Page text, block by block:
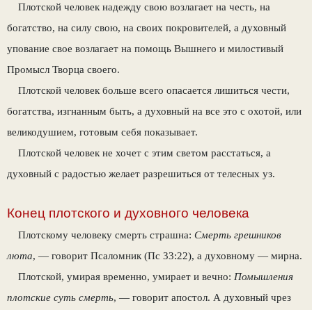
Плотской человек надежду свою возлагает на честь, на
богатство, на силу свою, на своих покровителей, а духовный
упование свое возлагает на помощь Вышнего и милостивый
Промысл Творца своего.
Плотской человек больше всего опасается лишиться чести,
богатства, изгнанным быть, а духовный на все это с охотой, или
великодушием, готовым себя показывает.
Плотской человек не хочет с этим светом расстаться, а
духовный с радостью желает разрешиться от телесных уз.
Конец плотского и духовного человека
Плотскому человеку смерть страшна: Смерть грешников
люта, — говорит Псаломник (Пс 33:22), а духовному — мирна.
Плотской, умирая временно, умирает и вечно: Помышления
плотские суть смерть, — говорит апостол. А духовный чрез